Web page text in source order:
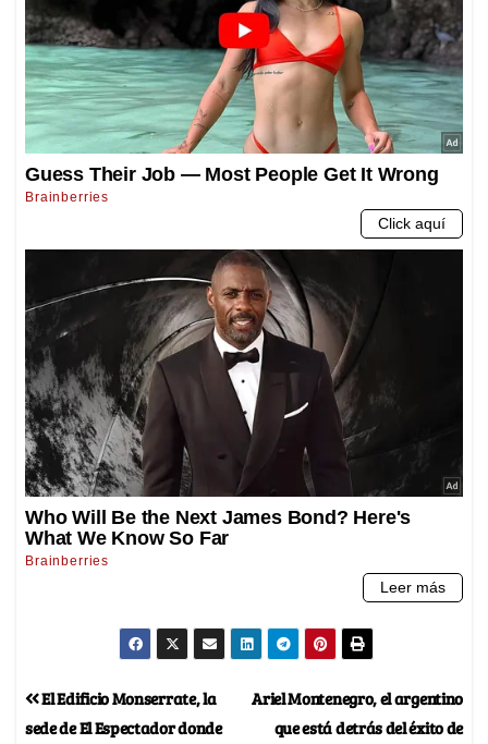
Ariel Montenegro, el argentino
que está detrás del éxito de
El Edificio Monserrate, la
sede de El Espectador donde